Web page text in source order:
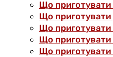
Що приготувати
Що
Що приготувати
Що
Що приготувати